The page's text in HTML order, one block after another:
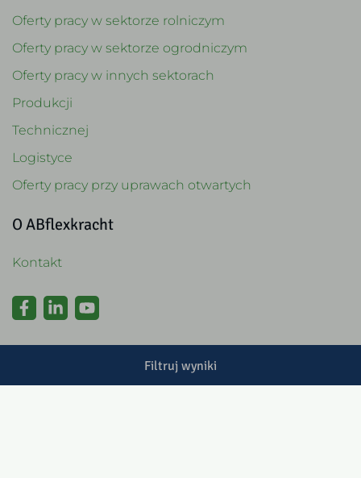
Filtruj wyniki
Oferty pracy w sektorze rolniczym
Oferty pracy w sektorze ogrodniczym
Oferty pracy w innych sektorach
Produkcji
Technicznej
Logistyce
Oferty pracy przy uprawach otwartych
O ABflexkracht
Kontakt